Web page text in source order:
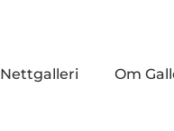
Nettgalleri Om